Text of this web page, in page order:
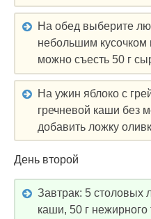
На обед выберите
небольшим кусочком
можно съесть 50 г
На ужин яблоко с
гречневой каши без
добавить ложку
День второй
Завтрак: 5 столовых
каши, 50 г